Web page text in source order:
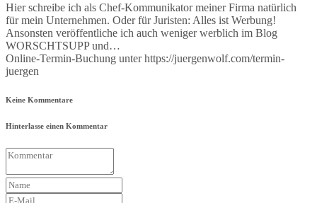
Hier schreibe ich als Chef-Kommunikator meiner Firma natürlich
für mein Unternehmen. Oder für Juristen: Alles ist Werbung!
Ansonsten veröffentliche ich auch weniger werblich im Blog
WORSCHTSUPP und…
Online-Termin-Buchung unter https://juergenwolf.com/termin-
juergen
Keine Kommentare
Hinterlasse einen Kommentar